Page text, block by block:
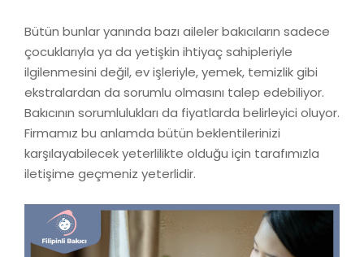
Bütün bunlar yanında bazı aileler bakıcıların sadece
çocuklarıyla ya da yetişkin ihtiyaç sahipleriyle
ilgilenmesini değil, ev işleriyle, yemek, temizlik gibi
ekstralardan da sorumlu olmasını talep edebiliyor.
Bakıcının sorumlulukları da fiyatlarda belirleyici oluyor.
Firmamız bu anlamda bütün beklentilerinizi
karşılayabilecek yeterlilikte olduğu için tarafımızla
iletişime geçmeniz yeterlidir.